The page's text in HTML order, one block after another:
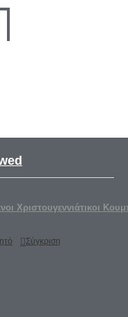
Χριστουγεννιάτικοι
Σύγκριση